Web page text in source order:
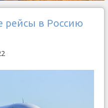
рейсы в Россию